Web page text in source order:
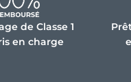
de Classe 1
en charge